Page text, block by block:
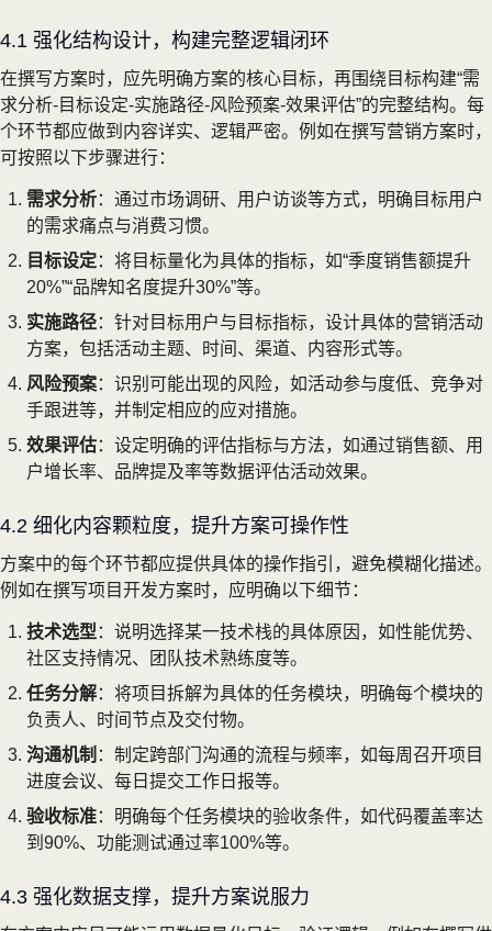
4.1 强化结构设计，构建完整逻辑闭环
在撰写方案时，应先明确方案的核心目标，再围绕目标构建“需
求分析-目标设定-实施路径-风险预案-效果评估”的完整结构。每
个环节都应做到内容详实、逻辑严密。例如在撰写营销方案时，
可按照以下步骤进行：
需求分析：通过市场调研、用户访谈等方式，明确目标用户
的需求痛点与消费习惯。
目标设定：将目标量化为具体的指标，如“季度销售额提升
20%”“品牌知名度提升30%”等。
实施路径：针对目标用户与目标指标，设计具体的营销活动
方案，包括活动主题、时间、渠道、内容形式等。
风险预案：识别可能出现的风险，如活动参与度低、竞争对
手跟进等，并制定相应的应对措施。
效果评估：设定明确的评估指标与方法，如通过销售额、用
户增长率、品牌提及率等数据评估活动效果。
4.2 细化内容颗粒度，提升方案可操作性
方案中的每个环节都应提供具体的操作指引，避免模糊化描述。
例如在撰写项目开发方案时，应明确以下细节：
技术选型 ：说明选择某一技术栈的具体原因，如性能优势、
社区支持情况、团队技术熟练度等。
任务分解：将项目拆解为具体的任务模块，明确每个模块的
负责人、时间节点及交付物。
沟通机制 ：制定跨部门沟通的流程与频率，如每周召开项目
进度会议、每日提交工作日报等。
验收标准：明确每个任务模块的验收条件，如代码覆盖率达
到90%、功能测试通过率100%等。
4.3 强化数据支撑，提升方案说服力